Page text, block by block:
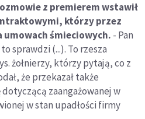
z premierem wstawił
którzy przez
umowach śmieciowych. - Pan
sprawdzi (...). To rzesza
żołnierzy, którzy pytają, co z
że przekazał także
zaangażowanej w
w stan upadłości firmy